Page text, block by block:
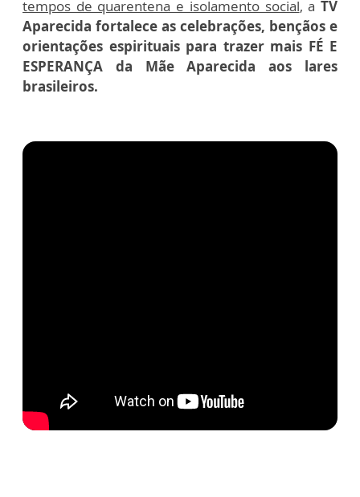
tempos de quarentena e isolamento social, aTV
Aparecida fortalece as celebrações, bençãos e
orientações espirituais para trazer mais FÉ E
ESPERANÇA da Mãe Aparecida aos lares
brasileiros.